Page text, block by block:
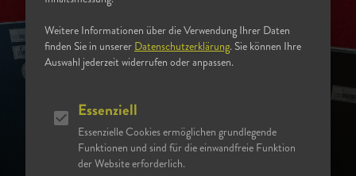
AN DEN WALDKLINIKEN EISENBERG
DEIN FREIWILLIGES
SOZIALES JAHR
Das Freiwillige Soziale Jahr soll dir Gelegenheit geben,
deine Neigungen und Eignung für einen Sozialen Beruf
zu prüfen sowie die Vielfalt der sozialen Berufe kennen
Weitere Informationen über die Verwendung Ihrer Daten
finden Sie in unserer Datenschutzerklärung. Sie können Ihre
Auswahl jederzeit widerrufen oder anpassen.
Essenziell
Essenzielle Cookies ermöglichen grundlegende
Funktionen und sind für die einwandfreie Funktion
der Website erforderlich.